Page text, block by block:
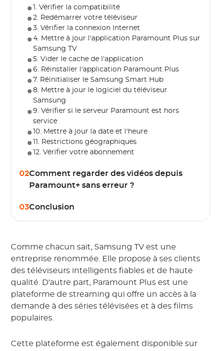
1. Vérifier la compatibilité
2. Redémarrer votre téléviseur
3. Vérifier la connexion Internet
4. Mettre à jour l'application Paramount Plus sur
Samsung TV
5. Vider le cache de l'application
6. Réinstaller l'application Paramount Plus
7. Réinitialiser le Samsung Smart Hub
8. Mettre à jour le logiciel du téléviseur
Samsung
9. Vérifier si le serveur Paramount est hors
service
10. Mettre à jour la date et l'heure
11. Restrictions géographiques
12. Vérifier votre abonnement
02Comment regarder des vidéos depuis
Paramount+ sans erreur ?
03Conclusion
Comme chacun sait, Samsung TV est une
entreprise renommée. Elle propose à ses clients
des téléviseurs intelligents fiables et de haute
qualité. D'autre part, Paramount Plus est une
plateforme de streaming qui offre un accès à la
demande à des séries télévisées et à des films
populaires.
Cette plateforme est également disponible sur